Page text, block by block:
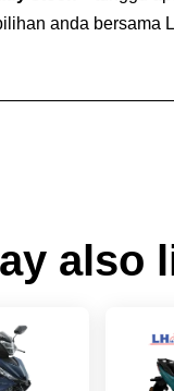
anda bersama
also